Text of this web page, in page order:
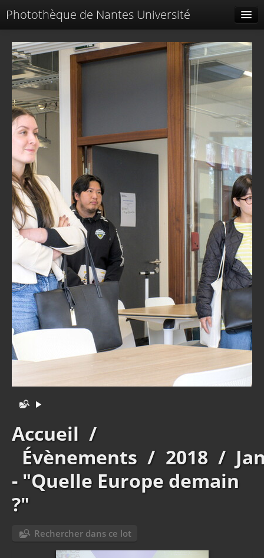
Photothèque de Nantes Université
Spéciales
Menu
Identification
Accueil /
Évènements / 2018 /
- "Quelle Europe demain
?"
Rechercher dans ce lot